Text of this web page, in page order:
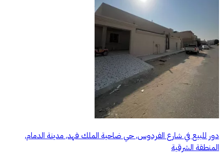
دور للبيع في شارع الفردوس, حي ضاحية الملك فهد, مدينة الدمام,
المنطقة الشرقية